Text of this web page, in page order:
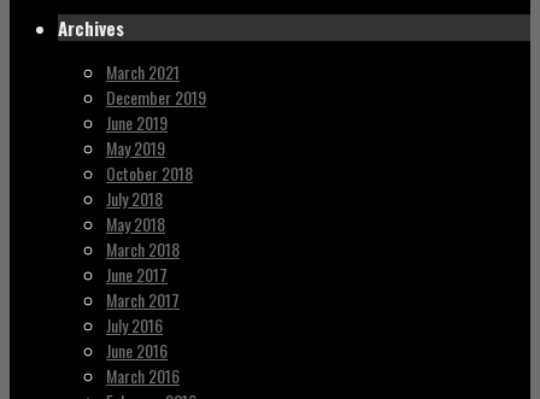
Archives
March 2021
December 2019
June 2019
May 2019
October 2018
July 2018
May 2018
March 2018
June 2017
March 2017
July 2016
June 2016
March 2016